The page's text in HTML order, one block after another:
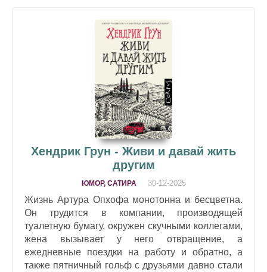
Хендрик Грун - Живи и давай жить
другим
ЮМОР, САТИРА 30-12-2025
Жизнь Артура Опхофа монотонна и бесцветна.
Он трудится в компании, производящей
туалетную бумагу, окружен скучными коллегами,
жена вызывает у него отвращение, а
ежедневные поездки на работу и обратно, а
также пятничный гольф с друзьями давно стали